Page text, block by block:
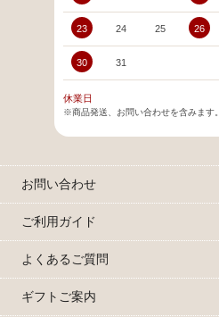
23 24 25 26
30 31
休業日
※商品発送、お問い合わせを含みます。
お問い合わせ
ご利用ガイド
よくあるご質問
ギフトご案内